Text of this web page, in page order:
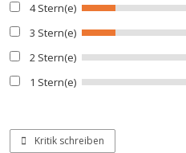
4 Stern(e)
3 Stern(e)
2 Stern(e)
1 Stern(e)
Kritik schreiben